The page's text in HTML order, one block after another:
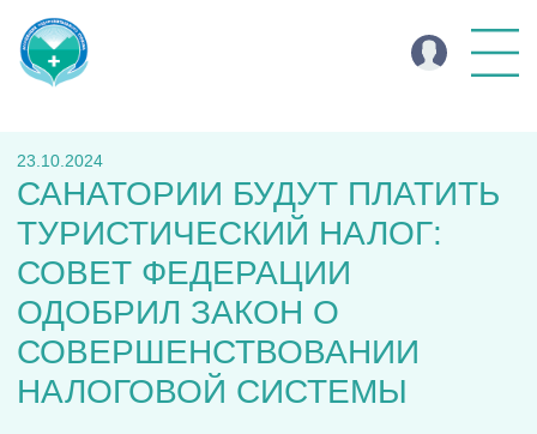
23.10.2024
САНАТОРИИ БУДУТ ПЛАТИТЬ
ТУРИСТИЧЕСКИЙ НАЛОГ:
СОВЕТ ФЕДЕРАЦИИ
ОДОБРИЛ ЗАКОН О
СОВЕРШЕНСТВОВАНИИ
НАЛОГОВОЙ СИСТЕМЫ